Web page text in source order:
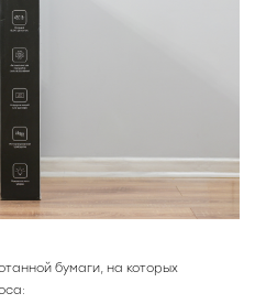
пылесосы
бумаги, на которых